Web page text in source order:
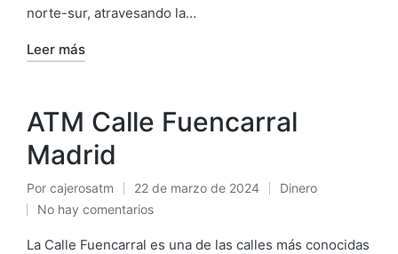
norte-sur, atravesando la…
Leer más
ATM Calle Fuencarral
Madrid
Publicado
por
Por cajerosatm 22 de marzo de 2024
Publicado
Dinero
No hay comentarios
La Calle Fuencarral es una de las calles más conocidas